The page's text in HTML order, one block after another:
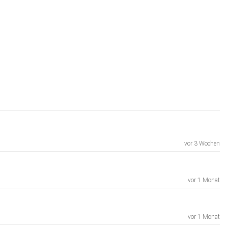
vor 3 Wochen
vor 1 Monat
vor 1 Monat